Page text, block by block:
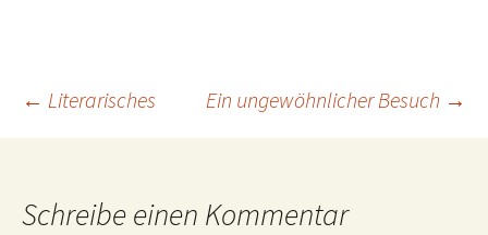
Beitrags-
← Literarisches Ein ungewöhnlicher Besuch →
Schreibe einen Kommentar